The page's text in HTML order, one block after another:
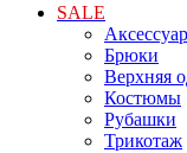
SALE
Брюки
Верхняя
Костюмы
Рубашки
Трикотаж